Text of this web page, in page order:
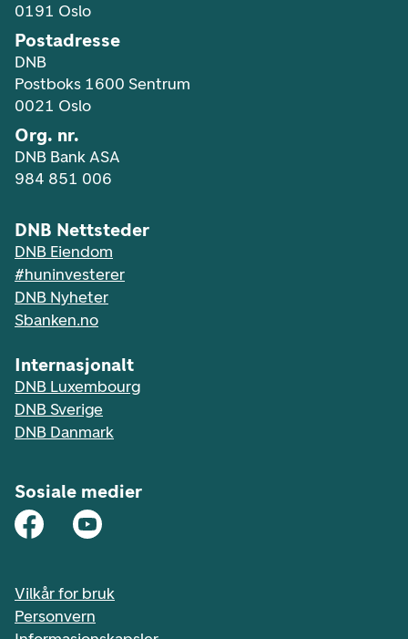
0191 Oslo
Postadresse
DNB
Postboks 1600 Sentrum
0021 Oslo
Org. nr.
DNB Bank ASA
984 851 006
DNB Nettsteder
DNB Eiendom
#huninvesterer
DNB Nyheter
Sbanken.no
Internasjonalt
DNB Luxembourg
DNB Sverige
DNB Danmark
Sosiale medier
Vilkår for bruk
Personvern